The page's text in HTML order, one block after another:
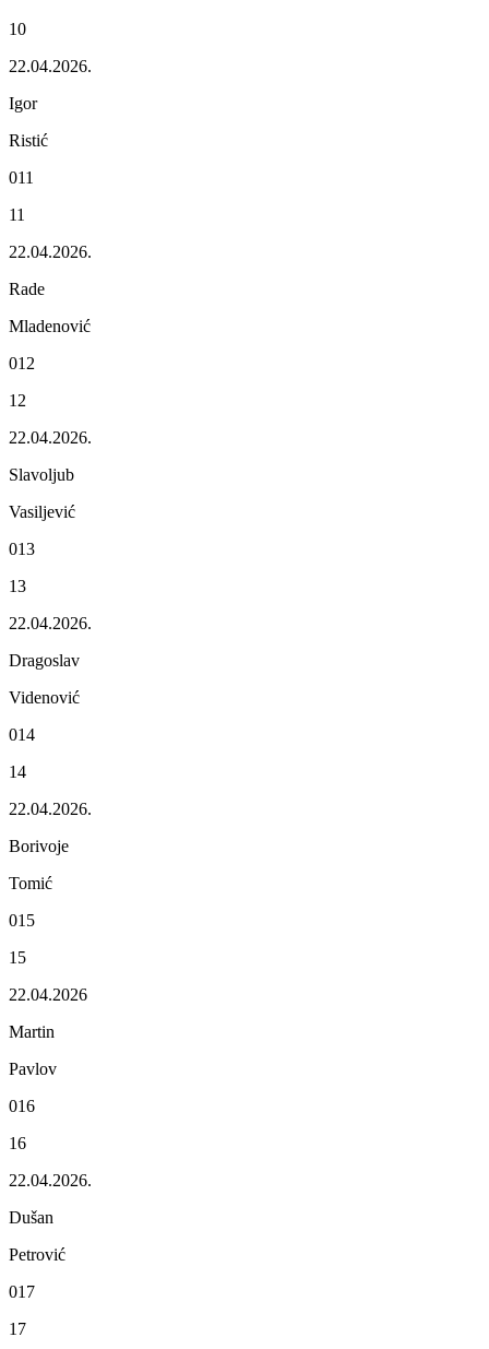
10
22.04.2026.
Igor
Ristić
011
11
22.04.2026.
Radе
Mladеnović
012
12
22.04.2026.
Slavoljub
Vasiljеvić
013
13
22.04.2026.
Dragoslav
Vidеnović
014
14
22.04.2026.
Borivojе
Tomić
015
15
22.04.2026
Martin
Pavlov
016
16
22.04.2026.
Dušan
Pеtrović
017
17